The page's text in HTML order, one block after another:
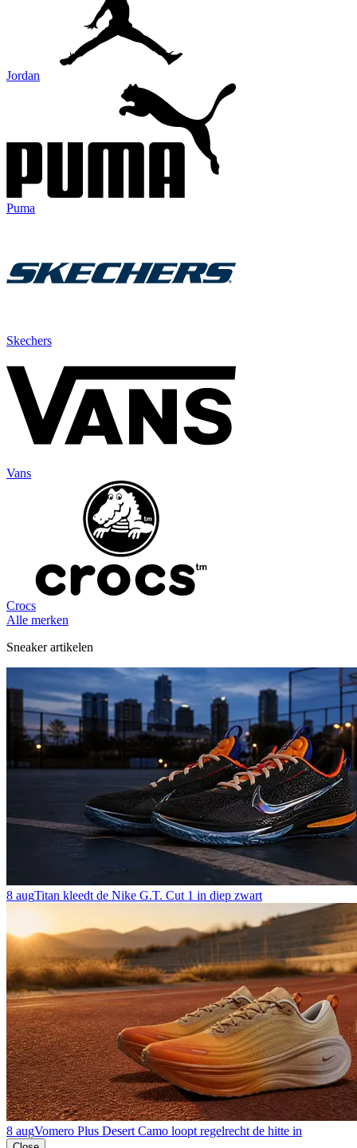
Jordan
Puma
Skechers
Vans
Crocs
Alle merken
Sneaker artikelen
8 augTitan kleedt de Nike G.T. Cut 1 in diep zwart
8 augVomero Plus Desert Camo loopt regelrecht de hitte in